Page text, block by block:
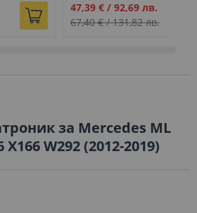
Промо
цена
47,39 €/ 92,69 лв.
67,40 €/131,82 лв.
за Mercedes ML
X166 W292 (2012-2019)